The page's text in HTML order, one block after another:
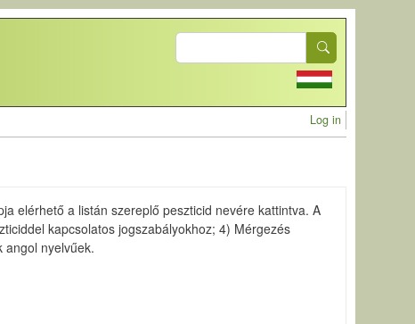
Search
User
Log in
elérhető a listán szereplő peszticid nevére kattintva. A
kapcsolatos jogszabályokhoz; 4) Mérgezés
angol nyelvűek.